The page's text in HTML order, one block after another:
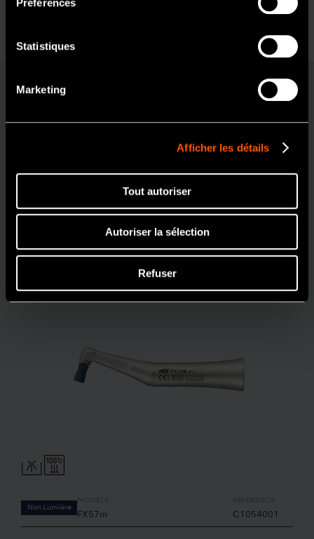
Préférences
Statistiques
Marketing
Afficher les détails
Tout autoriser
Autoriser la sélection
Refuser
FX57m
Non Lumière
FX57m C1054001